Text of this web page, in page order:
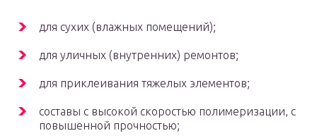
для сухих (влажных помещений);
для уличных (внутренних) ремонтов;
для приклеивания тяжелых элементов;
составы с высокой скоростью полимеризации, с
повышенной прочностью;